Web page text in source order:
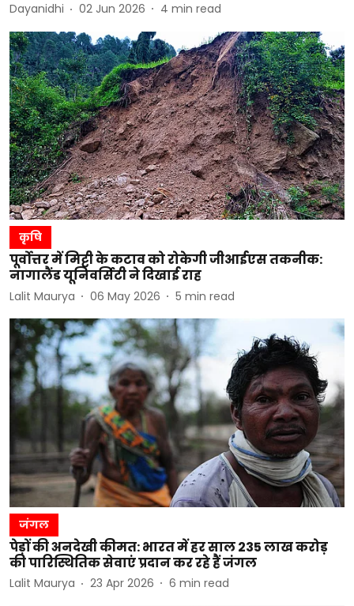
Dayanidhi 02 Jun 2026 4 min read
कृषि
पूर्वोत्तर में मिट्टी के कटाव को रोकेगी जीआईएस तकनीक:
नागालैंड यूनिवर्सिटी ने दिखाई राह
Lalit Maurya 06 May 2026 5 min read
जंगल
पेड़ों की अनदेखी कीमत: भारत में हर साल 235 लाख करोड़
की पारिस्थितिक सेवाएं प्रदान कर रहे हैं जंगल
Lalit Maurya 23 Apr 2026 6 min read